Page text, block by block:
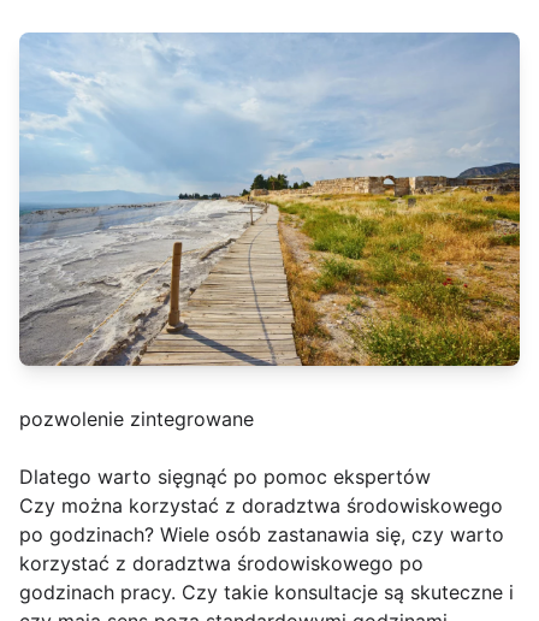
pozwolenie zintegrowane
Dlatego warto sięgnąć po pomoc ekspertów
Czy można korzystać z doradztwa środowiskowego
po godzinach? Wiele osób zastanawia się, czy warto
korzystać z doradztwa środowiskowego po
godzinach pracy. Czy takie konsultacje są skuteczne i